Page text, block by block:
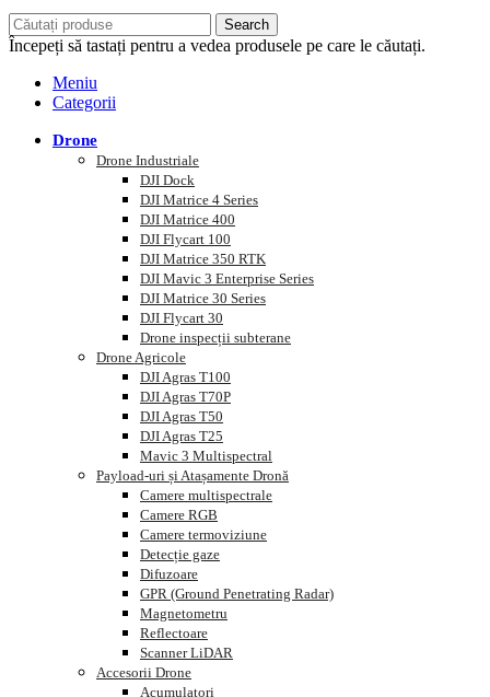
Search
Începeți să tastați pentru a vedea produsele pe care le căutați.
Meniu
Categorii
Drone
Drone Industriale
DJI Dock
DJI Matrice 4 Series
DJI Matrice 400
DJI Flycart 100
DJI Matrice 350 RTK
DJI Mavic 3 Enterprise Series
DJI Matrice 30 Series
DJI Flycart 30
Drone inspecții subterane
Drone Agricole
DJI Agras T100
DJI Agras T70P
DJI Agras T50
DJI Agras T25
Mavic 3 Multispectral
Payload-uri și Atașamente Dronă
Camere multispectrale
Camere RGB
Camere termoviziune
Detecție gaze
Difuzoare
GPR (Ground Penetrating Radar)
Magnetometru
Reflectoare
Scanner LiDAR
Accesorii Drone
Acumulatori